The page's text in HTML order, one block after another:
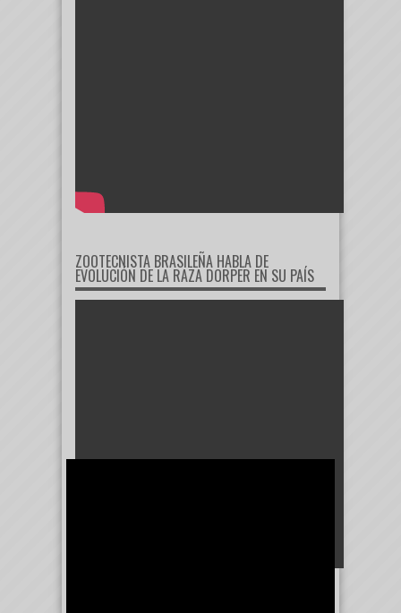
ZOOTECNISTA BRASILEÑA HABLA DE
EVOLUCIÓN DE LA RAZA DORPER EN SU PAÍS